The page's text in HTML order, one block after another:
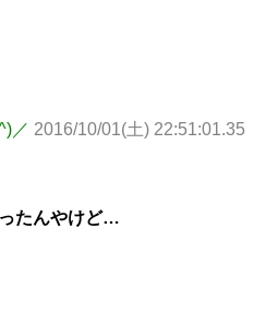
／ 2016/10/01(土) 22:51:01.35
たんやけど…